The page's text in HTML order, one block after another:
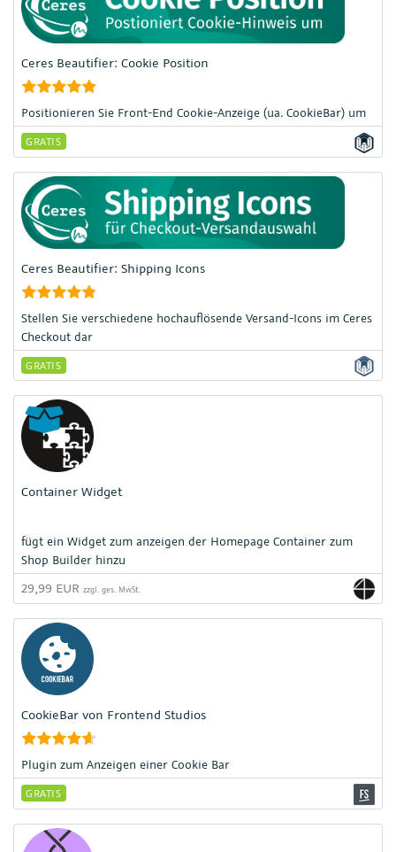
Ceres Beautifier: Cookie Position
Positionieren Sie Front-End Cookie-Anzeige (ua. CookieBar) um
GRATIS
Ceres Beautifier: Shipping Icons
Stellen Sie verschiedene hochauflösende Versand-Icons im Ceres
Checkout dar
GRATIS
Container Widget
fügt ein Widget zum anzeigen der Homepage Container zum
Shop Builder hinzu
29,99 EUR zzgl. ges. MwSt.
CookieBar von Frontend Studios
Plugin zum Anzeigen einer Cookie Bar
GRATIS